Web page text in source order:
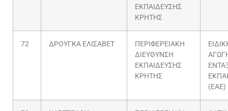
ΕΚΠΑΙΔΕΥΣΗΣ
ΚΡΗΤΗΣ
72 ΔΡΟΥΓΚΑ ΕΛΙΣΑΒΕΤ
ΠΕΡΙΦΕΡΕΙΑΚΗ
ΔΙΕΥΘΥΝΣΗ
ΕΚΠΑΙΔΕΥΣΗΣ
ΚΡΗΤΗΣ
(ΕΑΕ)